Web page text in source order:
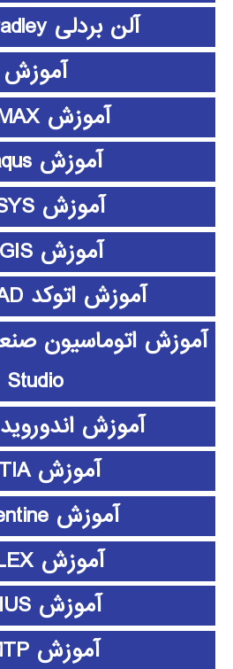
آلن بردلی Allen bradley
آموزش
آموزش 3D MAX
آموزش abaqus
آموزش ANSYS
آموزش ArcGIS
آموزش اتوکد AUTOCAD
Studio
آموزش اندوروید android
آموزش CATIA
آموزش clementine
آموزش CPLEX
آموزش EDIUS
آموزش EMTP